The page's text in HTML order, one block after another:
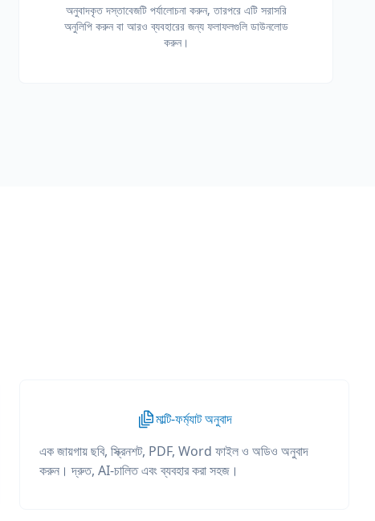
অনুবাদকৃত দস্তাবেজটি পর্যালোচনা করুন, তারপরে এটি সরাসরি
অনুলিপি করুন বা আরও ব্যবহারের জন্য ফলাফলগুলি ডাউনলোড
করুন।
মাল্টি-ফর্ম্যাট অনুবাদ
এক জায়গায় ছবি, স্ক্রিনশট, PDF, Word ফাইল ও অডিও অনুবাদ
করুন। দ্রুত, AI-চালিত এবং ব্যবহার করা সহজ।